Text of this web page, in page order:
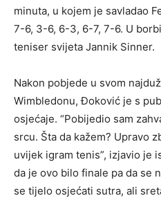
minuta, u kojem je savladao
7-6, 3-6, 6-3, 6-7, 7-6. U
teniser svijeta Jannik Sinner.
Nakon pobjede u svom
Wimbledonu, Đoković je s
osjećaje. “Pobijedio sam
srcu. Šta da kažem? Upravo
uvijek igram tenis”, izjavio je
da je ovo bilo finale pa da se
se tijelo osjećati sutra, ali